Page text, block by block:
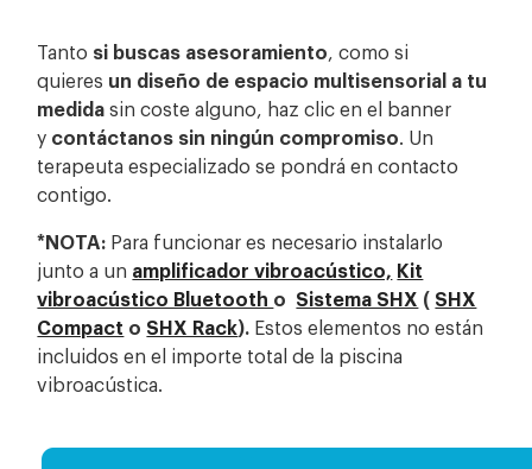
Tanto si buscas asesoramiento, como si
quieres un diseño de espacio multisensorial a tu
medidasin coste alguno, haz clic en el banner
y contáctanos sin ningún compromiso. Un
terapeuta especializado se pondrá en contacto
contigo.
*NOTA: Para funcionar es necesario instalarlo
junto a un amplificador vibroacústico, Kit
vibroacústico Bluetooth o Sistema SHX ( SHX
Compact o SHX Rack). Estos elementos no están
incluidos en el importe total de la piscina
vibroacústica.